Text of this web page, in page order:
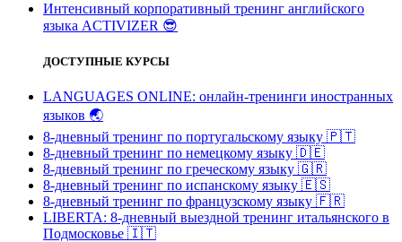
Интенсивный корпоративный тренинг английского
языка ACTIVIZER 😎
ДОСТУПНЫЕ КУРСЫ
LANGUAGES ONLINE: онлайн-тренинги иностранных
языков 🌏
8-дневный тренинг по португальскому языку 🇵🇹
8-дневный тренинг по немецкому языку 🇩🇪
8-дневный тренинг по греческому языку 🇬🇷
8-дневный тренинг по испанскому языку 🇪🇸
8-дневный тренинг по французскому языку 🇫🇷
LIBERTA: 8-дневный выездной тренинг итальянского в
Подмосковье 🇮🇹